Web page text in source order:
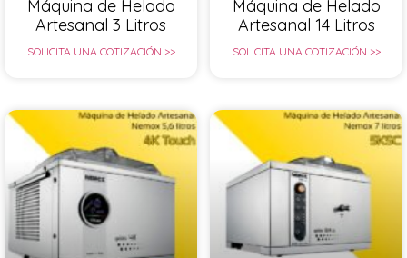
Máquina de Helado
Artesanal 3 Litros
SOLICITA UNA COTIZACIÓN >>
Máquina de Helado
Artesanal 14 Litros
SOLICITA UNA COTIZACIÓN >>